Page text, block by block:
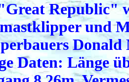
Republic"
und
Donald
Daten: Länge